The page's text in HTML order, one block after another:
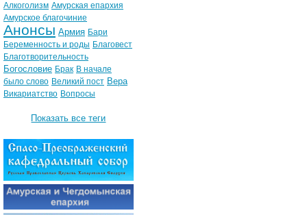
Алкоголизм Амурская епархия
Амурское благочиние
Анонсы Армия Бари
Беременность и роды Благовест
Благотворительность
Богословие Брак В начале
было слово Великий пост Вера
Викариатство Вопросы
Показать все теги